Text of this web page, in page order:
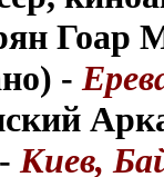
Гоар
-
Киев,